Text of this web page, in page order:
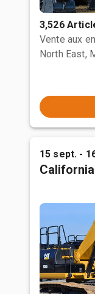
3,526
Vente aux
North East,
15 sept. -